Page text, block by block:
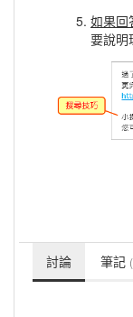
如果回
要說明
討論 筆記